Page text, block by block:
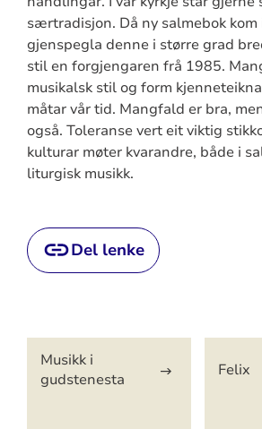
særtradisjon. Då ny salmebok kom
gjenspegla denne i større grad
stil en forgjengaren frå 1985.
musikalsk stil og form
måtar vår tid. Mangfald er bra,
også. Toleranse vert eit viktig
kulturar møter kvarandre, både i
liturgisk musikk.
Del lenke
Artikkelsnarveger
Musikk i
gudstenesta
Felix